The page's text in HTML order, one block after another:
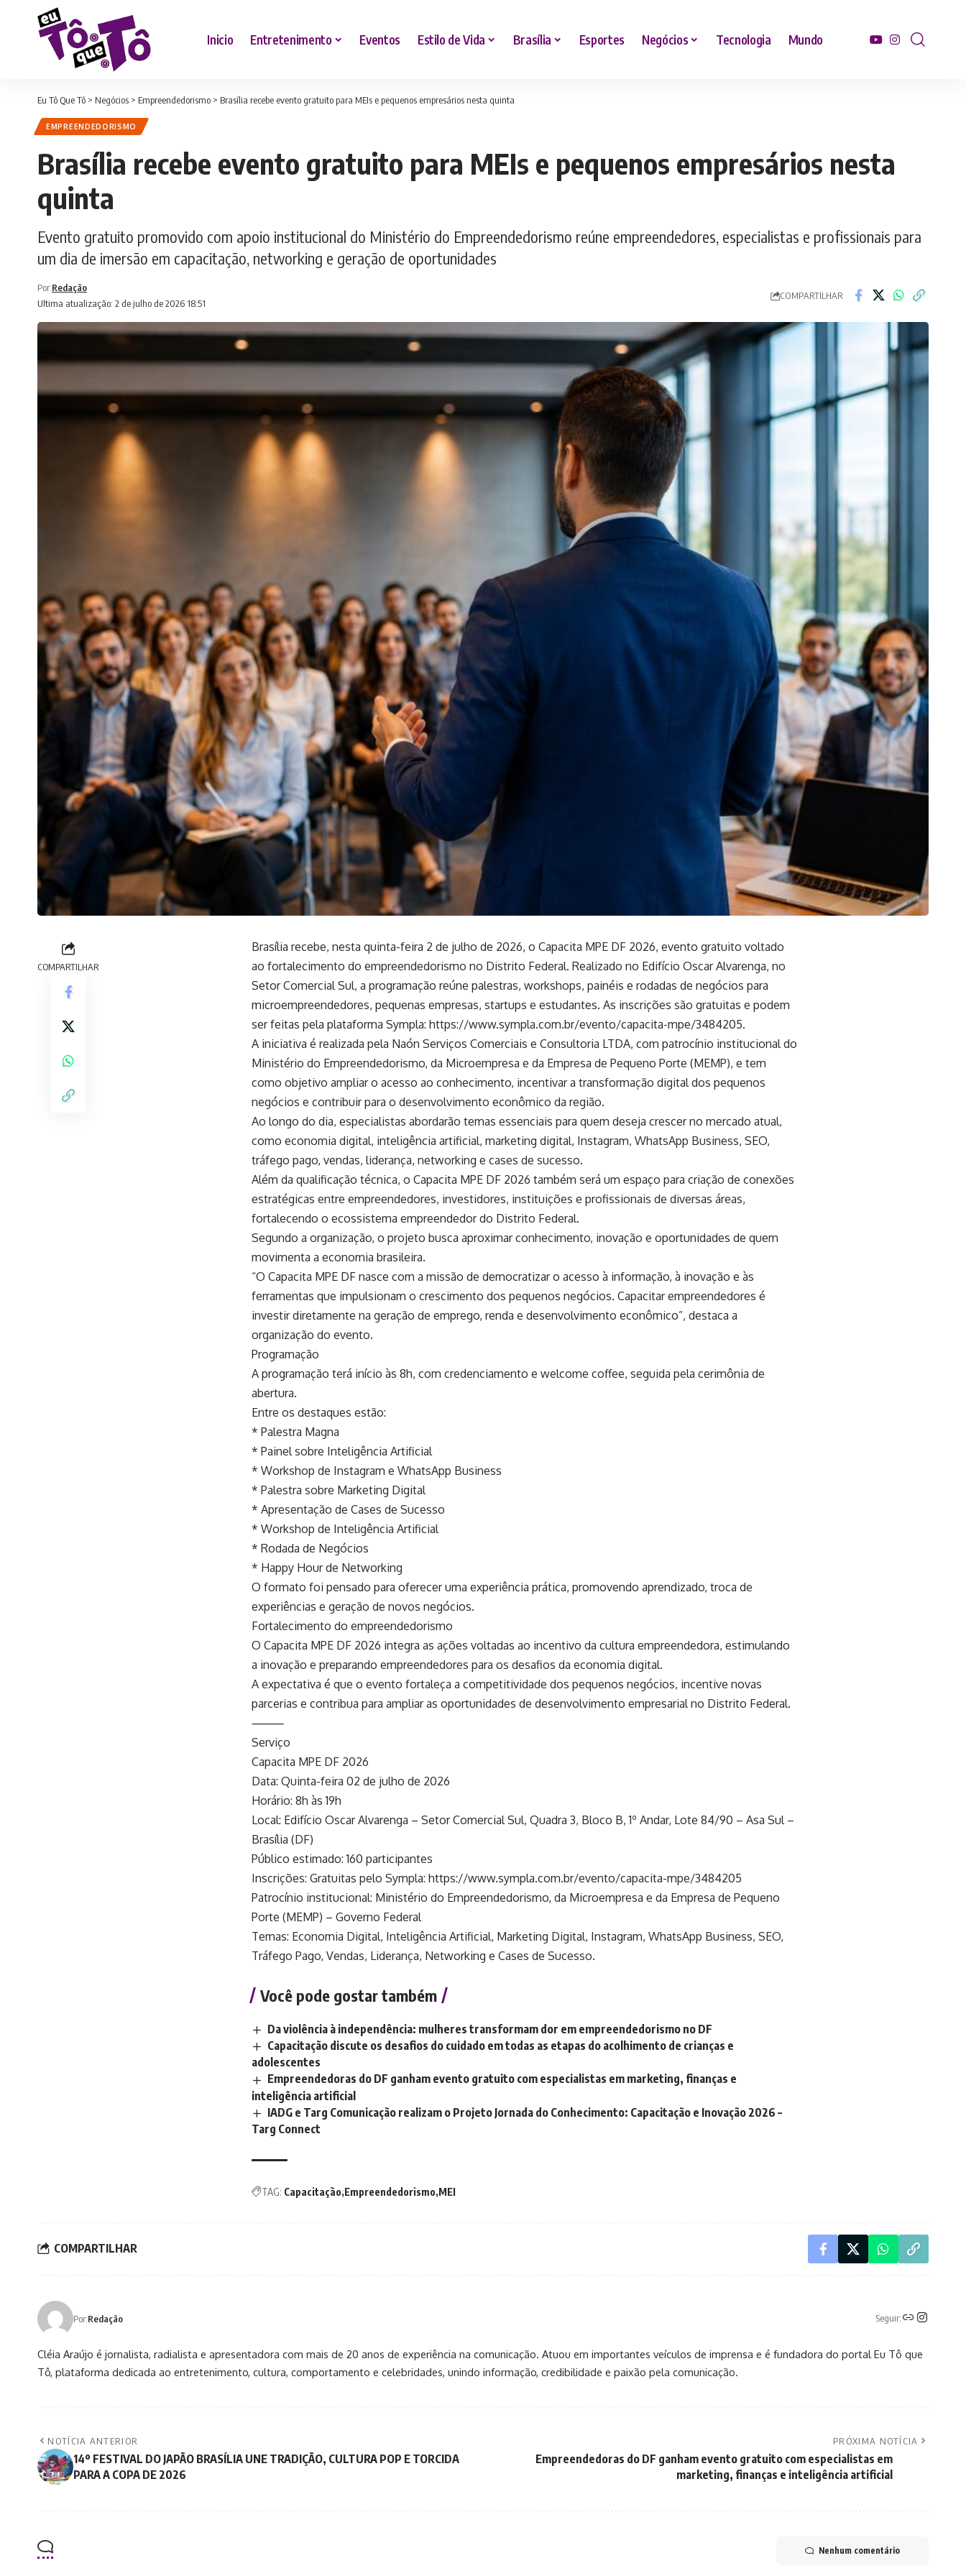
Inicio Entretenimento Eventos Estilo de Vida Brasília Esportes Negócios Tecnologia Mundo
Eu Tô Que Tô > Negócios > Empreendedorismo > Brasília recebe evento gratuito para MEIs e pequenos empresários nesta quinta
EMPREENDEDORISMO
Brasília recebe evento gratuito para MEIs e pequenos empresários nesta
quinta
Evento gratuito promovido com apoio institucional do Ministério do Empreendedorismo reúne empreendedores, especialistas e profissionais para
um dia de imersão em capacitação, networking e geração de oportunidades
Ultima atualização: 2 de julho de 2026 18:51
Por:Redação
COMPARTILHAR
COMPARTILHAR
Brasília recebe, nesta quinta-feira 2 de julho de 2026, o Capacita MPE DF 2026, evento gratuito voltado
ao fortalecimento do empreendedorismo no Distrito Federal. Realizado no Edifício Oscar Alvarenga, no
Setor Comercial Sul, a programação reúne palestras, workshops, painéis e rodadas de negócios para
microempreendedores, pequenas empresas, startups e estudantes. As inscrições são gratuitas e podem
ser feitas pela plataforma Sympla: https://www.sympla.com.br/evento/capacita-mpe/3484205.
A iniciativa é realizada pela Naón Serviços Comerciais e Consultoria LTDA, com patrocínio institucional do
Ministério do Empreendedorismo, da Microempresa e da Empresa de Pequeno Porte (MEMP), e tem
como objetivo ampliar o acesso ao conhecimento, incentivar a transformação digital dos pequenos
negócios e contribuir para o desenvolvimento econômico da região.
Ao longo do dia, especialistas abordarão temas essenciais para quem deseja crescer no mercado atual,
como economia digital, inteligência artificial, marketing digital, Instagram, WhatsApp Business, SEO,
tráfego pago, vendas, liderança, networking e cases de sucesso.
Além da qualificação técnica, o Capacita MPE DF 2026 também será um espaço para criação de conexões
estratégicas entre empreendedores, investidores, instituições e profissionais de diversas áreas,
fortalecendo o ecossistema empreendedor do Distrito Federal.
Segundo a organização, o projeto busca aproximar conhecimento, inovação e oportunidades de quem
movimenta a economia brasileira.
“O Capacita MPE DF nasce com a missão de democratizar o acesso à informação, à inovação e às
ferramentas que impulsionam o crescimento dos pequenos negócios. Capacitar empreendedores é
investir diretamente na geração de emprego, renda e desenvolvimento econômico”, destaca a
organização do evento.
Programação
A programação terá início às 8h, com credenciamento e welcome coffee, seguida pela cerimônia de
abertura.
Entre os destaques estão:
* Palestra Magna
* Painel sobre Inteligência Artificial
* Workshop de Instagram e WhatsApp Business
* Palestra sobre Marketing Digital
* Apresentação de Cases de Sucesso
* Workshop de Inteligência Artificial
* Rodada de Negócios
* Happy Hour de Networking
O formato foi pensado para oferecer uma experiência prática, promovendo aprendizado, troca de
experiências e geração de novos negócios.
Fortalecimento do empreendedorismo
O Capacita MPE DF 2026 integra as ações voltadas ao incentivo da cultura empreendedora, estimulando
a inovação e preparando empreendedores para os desafios da economia digital.
A expectativa é que o evento fortaleça a competitividade dos pequenos negócios, incentive novas
parcerias e contribua para ampliar as oportunidades de desenvolvimento empresarial no Distrito Federal.
⸻
Serviço
Capacita MPE DF 2026
Data: Quinta-feira 02 de julho de 2026
Horário: 8h às 19h
Local: Edifício Oscar Alvarenga – Setor Comercial Sul, Quadra 3, Bloco B, 1º Andar, Lote 84/90 – Asa Sul –
Brasília (DF)
Público estimado: 160 participantes
Inscrições: Gratuitas pelo Sympla: https://www.sympla.com.br/evento/capacita-mpe/3484205
Patrocínio institucional: Ministério do Empreendedorismo, da Microempresa e da Empresa de Pequeno
Porte (MEMP) – Governo Federal
Temas: Economia Digital, Inteligência Artificial, Marketing Digital, Instagram, WhatsApp Business, SEO,
Tráfego Pago, Vendas, Liderança, Networking e Cases de Sucesso.
Você pode gostar também
Da violência à independência: mulheres transformam dor em empreendedorismo no DF
Capacitação discute os desafios do cuidado em todas as etapas do acolhimento de crianças e
adolescentes
Empreendedoras do DF ganham evento gratuito com especialistas em marketing, finanças e
inteligência artificial
IADG e Targ Comunicação realizam o Projeto Jornada do Conhecimento: Capacitação e Inovação 2026 –
Targ Connect
TAG: Capacitação Empreendedorismo MEI
COMPARTILHAR
Por:Redação Seguir:
Cléia Araújo é jornalista, radialista e apresentadora com mais de 20 anos de experiência na comunicação. Atuou em importantes veículos de imprensa e é fundadora do portal Eu Tô que
Tô, plataforma dedicada ao entretenimento, cultura, comportamento e celebridades, unindo informação, credibilidade e paixão pela comunicação.
NOTÍCIA ANTERIOR
14º FESTIVAL DO JAPÃO BRASÍLIA UNE TRADIÇÃO, CULTURA POP E TORCIDA
PARA A COPA DE 2026
PRÓXIMA NOTÍCIA
Empreendedoras do DF ganham evento gratuito com especialistas em
marketing, finanças e inteligência artificial
Nenhum comentário